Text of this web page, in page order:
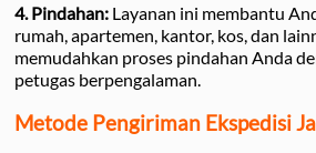
4. Pindahan: Layanan ini membantu
rumah, apartemen, kantor, kos, dan
memudahkan proses pindahan Anda
petugas berpengalaman.
Metode Pengiriman Ekspedisi